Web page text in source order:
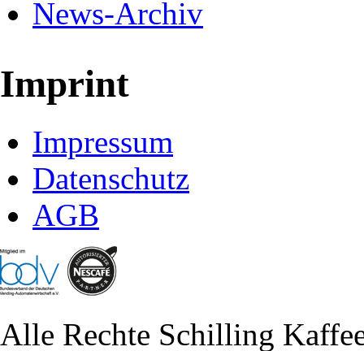
News-Archiv
Imprint
Impressum
Datenschutz
AGB
Alle Rechte Schilling